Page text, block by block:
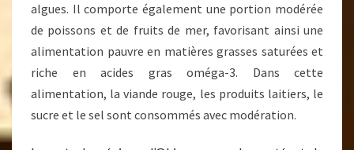
algues. Il comporte également une portion modérée
de poissons et de fruits de mer, favorisant ainsi une
alimentation pauvre en matières grasses saturées et
riche en acides gras oméga-3. Dans cette
alimentation, la viande rouge, les produits laitiers, le
sucre et le sel sont consommés avec modération.